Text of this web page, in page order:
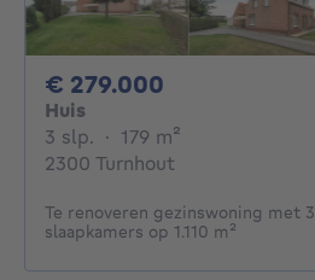
€ 279.000
Huis
3 slp. 3 slaapkamers
· 179 m²
2300 Turnhout
Te renoveren gezinswoning met 3
slaapkamers op 1.110 m²